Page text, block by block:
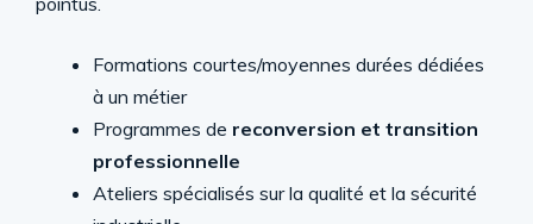
Formations courtes/moyennes durées dédiées
à un métier
Programmes de reconversion et transition
professionnelle
Ateliers spécialisés sur la qualité et la sécurité